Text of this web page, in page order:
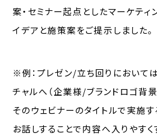
案・セミナー起点としたマーケテ
イデアと施策案をご提示しました。
※例：プレゼン/立ち回りにおいて
チャルへ（企業様/ブランドロゴ背
そのウェビナーのタイトルで実施
お話しすることで内容へ入りやす